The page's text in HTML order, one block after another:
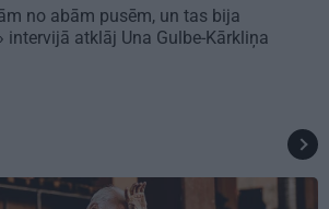
no abām pusēm, un tas bija
intervijā atklāj Una Gulbe-Kārkliņa